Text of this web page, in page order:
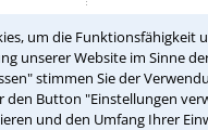
um die Funktionsfähigkeit
unserer Website im Sinne
stimmen Sie der
den Button "Einstellungen
und den Umfang Ihrer
Dein Rechtswissen